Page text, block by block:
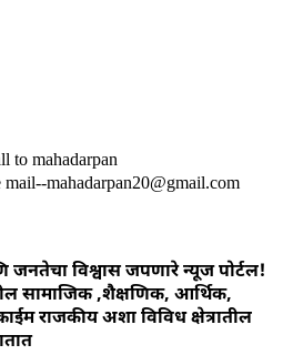
to mahadarpan
mahadarpan20@gmail.com
जनतेचा विश्वास जपणारे न्यूज पोर्टल!
सामाजिक ,शैक्षणिक, आर्थिक,
राजकीय अशा विविध क्षेत्रातील